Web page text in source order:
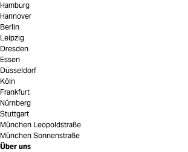
Hamburg
Hannover
Berlin
Leipzig
Dresden
Essen
Düsseldorf
Köln
Frankfurt
Nürnberg
Stuttgart
München Leopoldstraße
München Sonnenstraße
Über uns